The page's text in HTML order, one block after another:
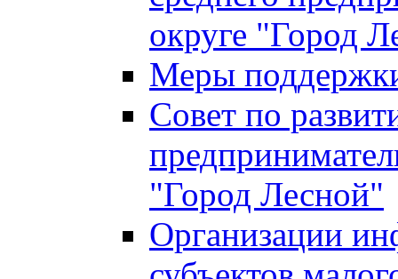
округе "Город
Меры
Совет по
"Город Лесной"
Организации